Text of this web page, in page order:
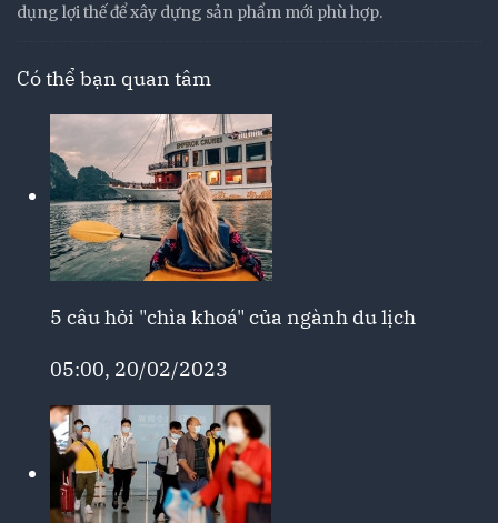
dụng lợi thế để xây dựng sản phẩm mới phù hợp.
Có thể bạn quan tâm
5 câu hỏi "chìa khoá" của ngành du lịch
05:00, 20/02/2023